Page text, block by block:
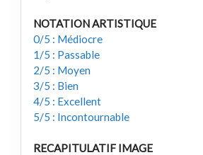
NOTATION ARTISTIQUE
0/5 : Médiocre
1/5 : Passable
2/5 : Moyen
3/5 : Bien
4/5 : Excellent
5/5 : Incontournable
RECAPITULATIF IMAGE